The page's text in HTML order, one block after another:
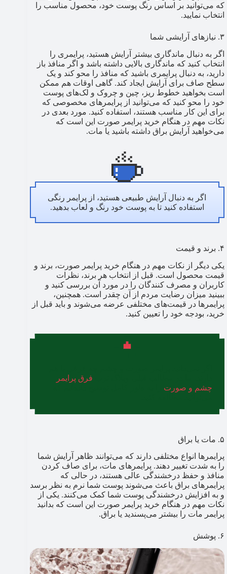
که می‌توانید بر اساس رنگ پوست خود، محصول مناسب را
انتخاب نمایید.
۳. نیازهای آرایشی شما
اگر به دنبال ماندگاری بیشتر آرایش هستید، پرایمری را
انتخاب کنید که ماندگاری بالایی داشته باشد و اگر منافذ باز
دارید، به دنبال پرایمری باشید که منافذ را محو کند و یک
سطح صاف برای آرایش ایجاد کند. گاهی اوقات هم ممکن
است بخواهید خطوط ریز، چین و چروک و لک‌های پوست
خود را محو کنید که می‌توانید از پرایمرهای مخصوصی که
برای این کار مناسب هستند، استفاده کنید. مورد بعدی در
نکات مهم در هنگام خرید پرایمر صورت این است که
می‌خواهید آرایش براق داشته باشید یا مات.
اگر به دنبال آرایش طبیعی هستید، از پرایمر رنگی
استفاده کنید تا به پوست خود رنگ و لعاب بدهید.
۴. برند و قیمت
یکی دیگر از نکات مهم در هنگام خرید پرایمر صورت، برند و
قیمت محصول است. قبل از انتخاب هر برند، نظرات
کاربران و مصرف کنندگان را در مورد آن بررسی کنید و
ببینید میزان رضایت مردم از آن چقدر است. همچنین،
پرایمرها در قیمت‌های مختلفی عرضه می‌شوند و باید قبل از
خرید، بودجه خود را تعیین کنید.
فرق پرایمر
چشم و صورت
۵. مات یا براق
پرایمرها انواع مختلفی دارند که می‌توانند ظاهر آرایش شما
را به شدت تغییر دهند. پرایمرهای مات، برای صاف کردن
منافذ و حفظ درخشندگی عالی هستند، در حالی که
پرایمرهای براق باعث می‌شوند پوست شما نرم به نظر برسد
و به افزایش درخشندگی پوست شما کمک می‌کنند. یکی از
نکات مهم در هنگام خرید پرایمر صورت این است که بدانید
پرایمر مات را بیشتر می‌پسندید یا براق.
۶. پوشش